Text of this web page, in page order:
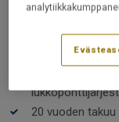
Kestävä ja
PEFC-
Klassiset ja
20 vuoden